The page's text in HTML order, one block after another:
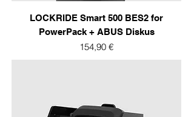
LOCKRIDE Smart 500 BES2 for
PowerPack + ABUS Diskus
Prix
154,90 €